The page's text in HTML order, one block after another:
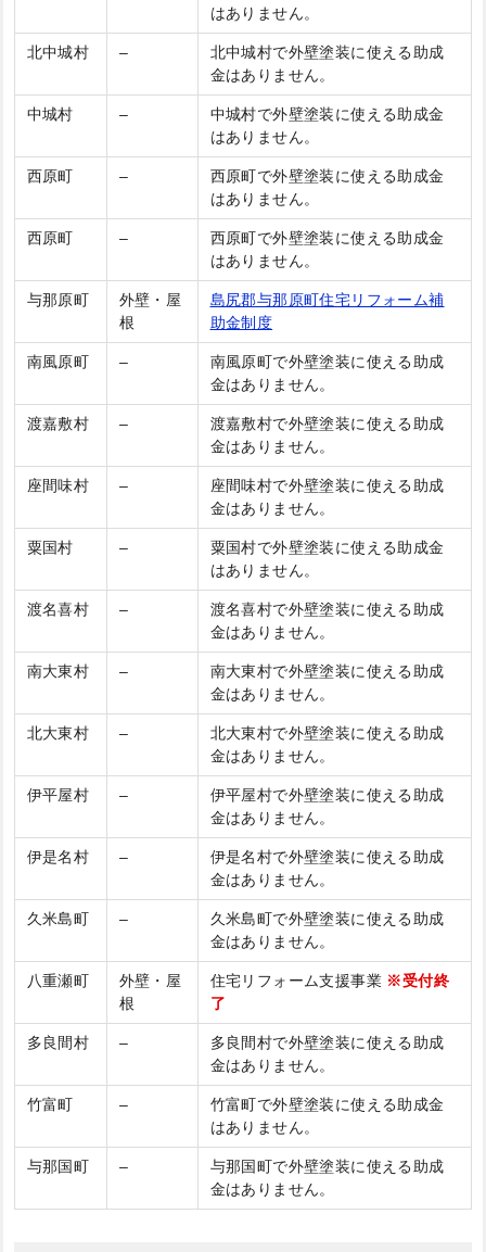
はありません。
北中城村 –
北中城村で外壁塗装に使える助成
金はありません。
中城村 –
中城村で外壁塗装に使える助成金
はありません。
西原町 –
西原町で外壁塗装に使える助成金
はありません。
西原町 –
西原町で外壁塗装に使える助成金
はありません。
与那原町
外壁・屋
根
島尻郡与那原町住宅リフォーム補
助金制度
南風原町 –
南風原町で外壁塗装に使える助成
金はありません。
渡嘉敷村 –
渡嘉敷村で外壁塗装に使える助成
金はありません。
座間味村 –
座間味村で外壁塗装に使える助成
金はありません。
粟国村 –
粟国村で外壁塗装に使える助成金
はありません。
渡名喜村 –
渡名喜村で外壁塗装に使える助成
金はありません。
南大東村 –
南大東村で外壁塗装に使える助成
金はありません。
北大東村 –
北大東村で外壁塗装に使える助成
金はありません。
伊平屋村 –
伊平屋村で外壁塗装に使える助成
金はありません。
伊是名村 –
伊是名村で外壁塗装に使える助成
金はありません。
久米島町 –
久米島町で外壁塗装に使える助成
金はありません。
八重瀬町
外壁・屋
根
住宅リフォーム支援事業 ※受付終
了
多良間村 –
多良間村で外壁塗装に使える助成
金はありません。
竹富町 –
竹富町で外壁塗装に使える助成金
はありません。
与那国町 –
与那国町で外壁塗装に使える助成
金はありません。